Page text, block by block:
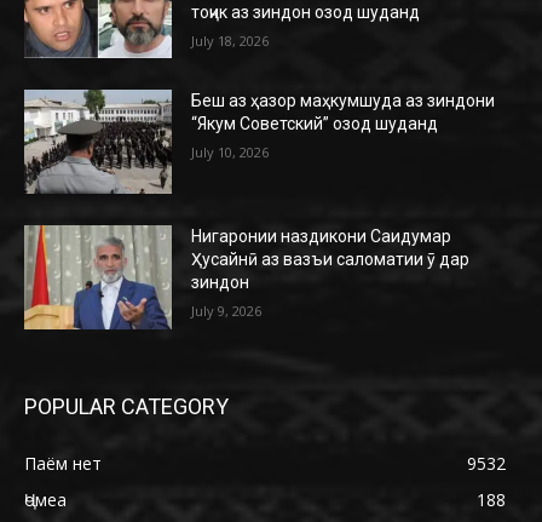
тоҷик аз зиндон озод шуданд
July 18, 2026
Беш аз ҳазор маҳкумшуда аз зиндони
“Якум Советский” озод шуданд
July 10, 2026
Нигаронии наздикони Саидумар
Ҳусайнӣ аз вазъи саломатии ӯ дар
зиндон
July 9, 2026
POPULAR CATEGORY
Паём нет
9532
Ҷомеа
188